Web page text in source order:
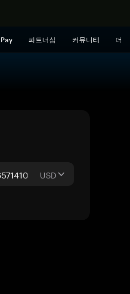
Pay 파트너십 커뮤니티 더
USD